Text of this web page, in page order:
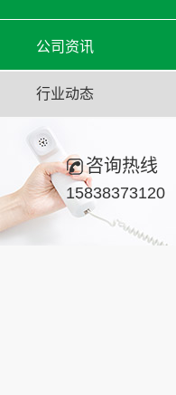
公司资讯
行业动态
咨询热线
15838373120